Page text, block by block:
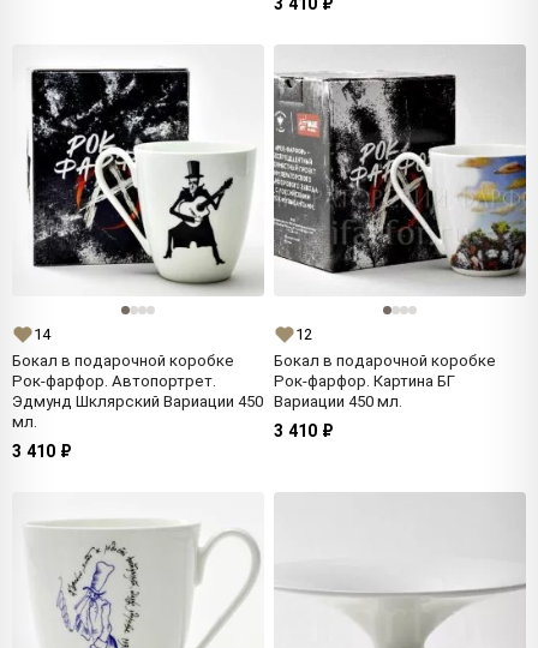
14
Бокал в подарочной коробке
Рок-фарфор. Автопортрет.
Эдмунд Шклярский Вариации 450
мл.
3 410 ₽
12
Бокал в подарочной коробке
Рок-фарфор. Картина БГ
Вариации 450 мл.
3 410 ₽